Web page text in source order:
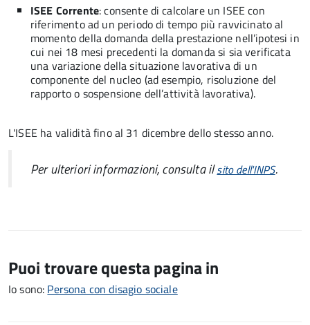
ISEE Corrente: consente di calcolare un ISEE con
riferimento ad un periodo di tempo più ravvicinato al
momento della domanda della prestazione nell’ipotesi in
cui nei 18 mesi precedenti la domanda si sia verificata
una variazione della situazione lavorativa di un
componente del nucleo (ad esempio, risoluzione del
rapporto o sospensione dell’attività lavorativa).
L'ISEE ha validità fino al 31 dicembre dello stesso anno.
Per ulteriori informazioni, consulta ilsito dell'INPS.
Puoi trovare questa pagina in
Io sono: Persona con disagio sociale